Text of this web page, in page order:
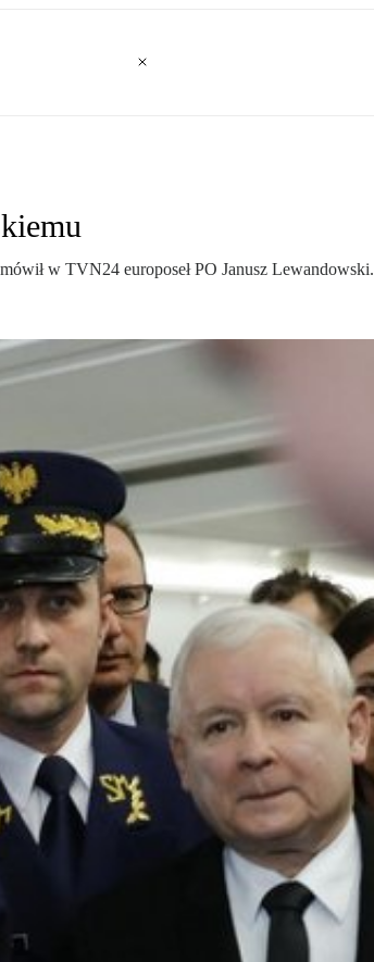
w TVN24 europoseł PO Janusz Lewandowski.